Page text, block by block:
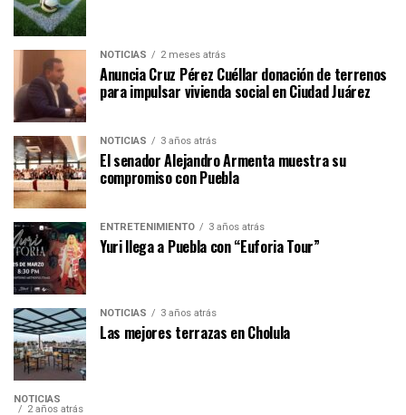
NOTICIAS 2 meses atrás
Anuncia Cruz Pérez Cuéllar donación de terrenos
para impulsar vivienda social en Ciudad Juárez
NOTICIAS 3 años atrás
El senador Alejandro Armenta muestra su
compromiso con Puebla
ENTRETENIMIENTO 3 años atrás
Yuri llega a Puebla con “Euforia Tour”
NOTICIAS 3 años atrás
Las mejores terrazas en Cholula
NOTICIAS
2 años atrás